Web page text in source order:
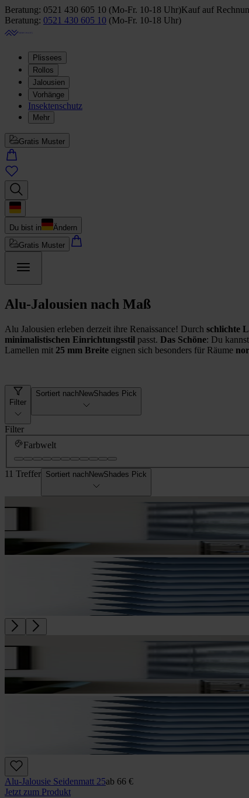
Beratung: 0521 430 605 10 (Mo-Fr. 10-18 Uhr)Kauf auf
Beratung: 0521 430 605 10 (Mo-Fr. 10-18 Uhr)
Plissees
Rollos
Jalousien
Vorhänge
Insektenschutz
Mehr
Gratis Muster
Du bist in
Ändern
Gratis Muster
Alu-Jalousien nach Maß
Alu Jalousien erleben derzeit ihre Renaissance! Durch schlichte
minimalistischen Einrichtungsstil passt. Das Schöne: Du
Lamellen mit 25 mm Breite eignen sich besonders für Räume
Filter
Sortiert nachNewShades Pick
Filter
Farbwelt
11 Treffer Sortiert nachNewShades Pick
Alu-Jalousie Seidenmatt 25ab 66 €
Jetzt zum Produkt